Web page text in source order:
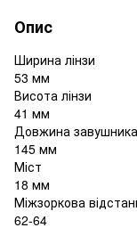
Опис
Ширина лінзи
53 мм
Висота лінзи
41 мм
Довжина завушника
145 мм
Міст
18 мм
Міжзоркова
62-64